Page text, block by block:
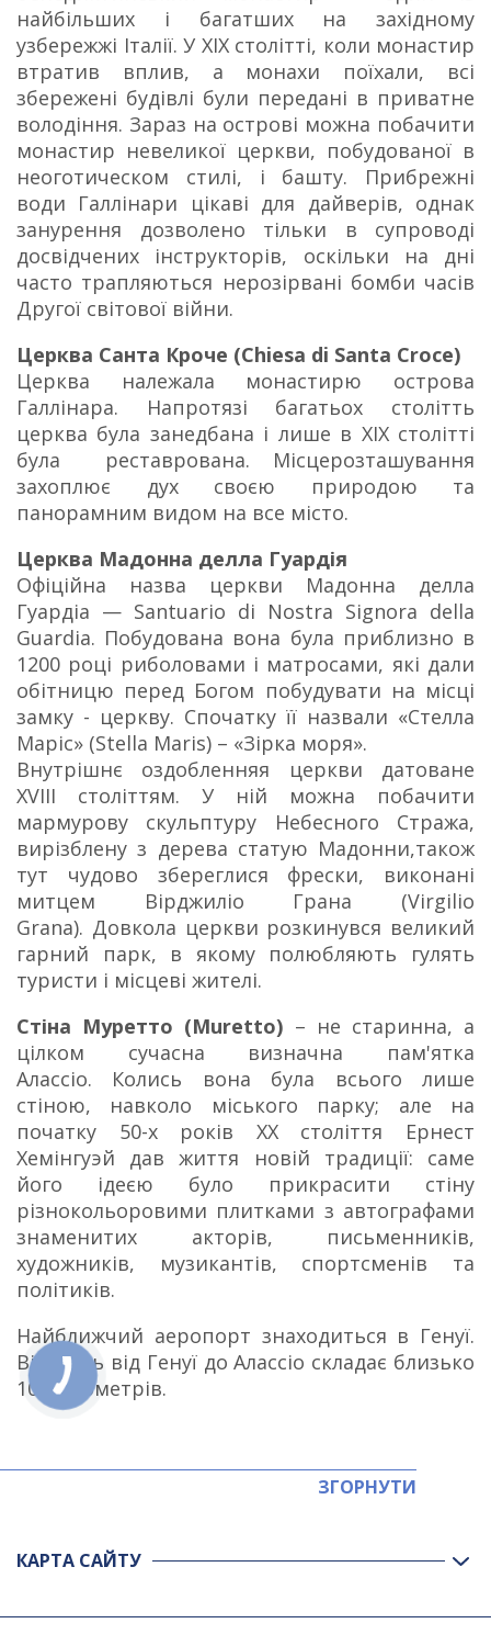
найбільших і багатших на західному
узбережжі Італії. У XIX столітті, коли монастир
втратив вплив, а монахи поїхали, всі
збережені будівлі були передані в приватне
володіння. Зараз на острові можна побачити
монастир невеликої церкви, побудованої в
неоготическом стилі, і башту. Прибрежні
води Галлінари цікаві для дайверів, однак
занурення дозволено тільки в супроводі
досвідчених інструкторів, оскільки на дні
часто трапляються нерозірвані бомби часів
Другої світової війни.
Церква Санта Кроче (Chiesa di Santa Croce)
Церква належала монастирю острова
Галлінара. Напротязі багатьох столітть
церква була занедбана і лише в XIX столітті
була реставрована. Місцерозташування
захоплює дух своєю природою та
панорамним видом на все місто.
Церква Мадонна делла Гуардія
Офіційна назва церкви Мадонна делла
Гуардіа — Santuario di Nostra Signora della
Guardia. Побудована вона була приблизно в
1200 році риболовами і матросами, які дали
обітницю перед Богом побудувати на місці
замку - церкву. Спочатку її назвали «Стелла
Маріс» (Stella Maris) – «Зірка моря».
Внутрішнє оздобленняя церкви датоване
XVIII століттям. У ній можна побачити
мармурову скульптуру Небесного Стража,
вирізблену з дерева статую Мадонни,також
тут чудово збереглися фрески, виконані
митцем Вірджиліо Грана (Virgilio
Grana). Довкола церкви розкинувся великий
гарний парк, в якому полюбляють гулять
туристи і місцеві жителі.
Стіна Муретто (Muretto) – не старинна, а
цілком сучасна визначна пам'ятка
Алассіо. Колись вона була всього лише
стіною, навколо міського парку; але на
початку 50-х років ХХ століття Ернест
Хемінгуэй дав життя новій традиції: саме
його ідеєю було прикрасити стіну
різнокольоровими плитками з автографами
знаменитих акторів, письменників,
художників, музикантів, спортсменів та
політиків.
Найближчий аеропорт знаходиться в Генуї.
Відстань від Генуї до Алассіо складає близько
100 кілометрів.
ЗГОРНУТИ
КАРТА САЙТУ